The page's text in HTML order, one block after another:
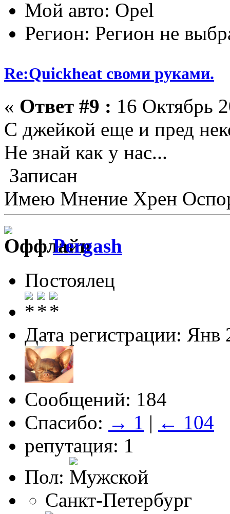
Мой авто: Opel
Регион: Регион не
Re:Quickheat своми руками.
« Ответ #9 : 16 Октябрь
С джейкой еще и пред
Не знай как у нас...
Записан
Имею Мнение Хрен
Pergash
Постоялец
Дата регистрации: Янв
Сообщений: 184
Спасибо: → 1 | ← 104
репутация: 1
Пол:
Санкт-Петербург